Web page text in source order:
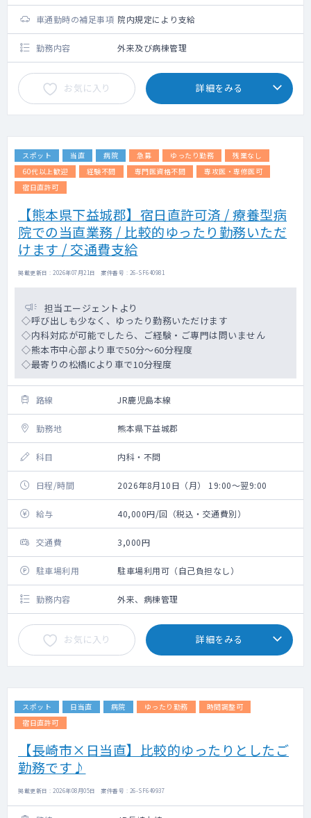
車通勤時の補足事項 院内規定により支給
勤務内容 外来及び病棟管理
お気に入り 詳細をみる
スポット 当直 病院 急募 ゆったり勤務
残業なし
60代以上歓迎
経験不問 専門医資格不問
専攻医・専修医可
宿日直許可
【熊本県下益城郡】宿日直許可済 / 療養型病
院での当直業務 / 比較的ゆったり勤務いただ
けます / 交通費支給
掲載更新日 : 2026年07月21日 案件番号 : 26-SF640981
担当エージェントより
◇呼び出しも少なく、ゆったり勤務いただけます
◇内科対応が可能でしたら、ご経験・ご専門は問いません
◇熊本市中心部より車で50分～60分程度
◇最寄りの松橋ICより車で10分程度
路線 JR鹿児島本線
勤務地 熊本県下益城郡
科目 内科・不問
日程/時間 2026年8月10日（月） 19:00～翌9:00
給与 40,000円/回（税込・交通費別）
交通費 3,000円
駐車場利用 駐車場利用可（自己負担なし）
勤務内容 外来、病棟管理
お気に入り 詳細をみる
スポット 日当直 病院 ゆったり勤務
時間調整可
宿日直許可
【長崎市×日当直】比較的ゆったりとしたご
勤務です♪
掲載更新日 : 2026年08月05日 案件番号 : 26-SF649937